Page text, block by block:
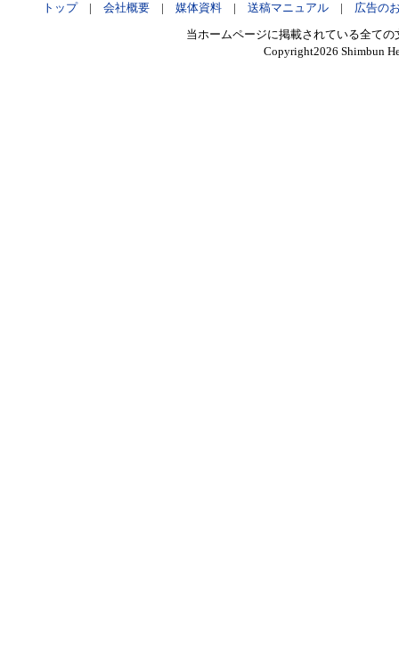
トップ| 会社概要| 媒体資料| 送稿マニュアル| 広告の
当ホームページに掲載されている全て
Copyright2026 Shimbun